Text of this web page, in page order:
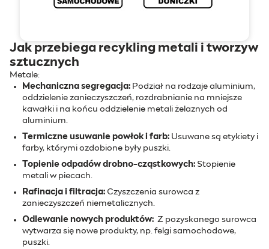
Jak przebiega recykling metali i tworzyw
sztucznych
Metale:
Mechaniczna segregacja: Podział na rodzaje aluminium,
oddzielenie zanieczyszczeń, rozdrabnianie na mniejsze
kawałki i na końcu oddzielenie metali żelaznych od
aluminium.
Termiczne usuwanie powłok i farb: Usuwane są etykiety i
farby, którymi ozdobione były puszki.
Topienie odpadów drobno-cząstkowych: Stopienie
metali w piecach.
Rafinacja i filtracja: Czyszczenia surowca z
zanieczyszczeń niemetalicznych.
Odlewanie nowych produktów: Z pozyskanego surowca
wytwarza się nowe produkty, np. felgi samochodowe,
puszki.